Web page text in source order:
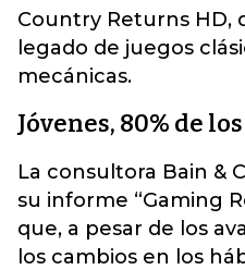
Country Returns HD,
legado de juegos
mecánicas.
Jóvenes, 80% de
La consultora Bain &
su informe “Gaming
que, a pesar de los
los cambios en los